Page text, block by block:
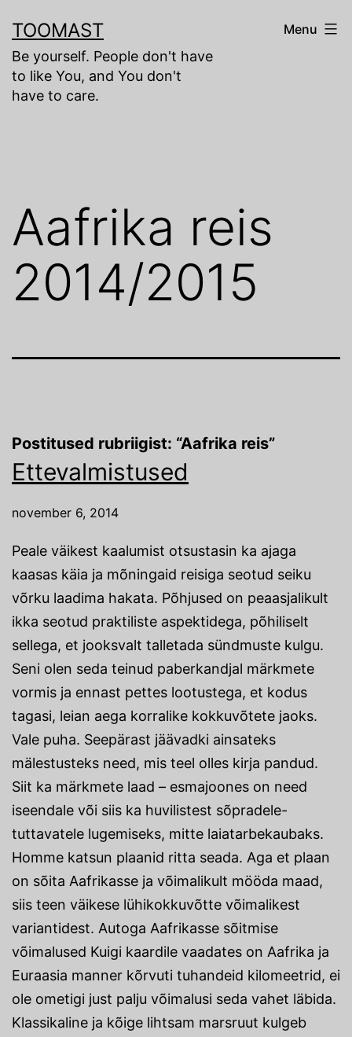
to
content
TOOMAST
Be yourself. People don't have
to like You, and You don't
have to care.
Menu
Aafrika reis
2014/2015
Postitused rubriigist: “Aafrika reis”
Ettevalmistused
november 6, 2014
Peale väikest kaalumist otsustasin ka ajaga
kaasas käia ja mõningaid reisiga seotud seiku
võrku laadima hakata. Põhjused on peaasjalikult
ikka seotud praktiliste aspektidega, põhiliselt
sellega, et jooksvalt talletada sündmuste kulgu.
Seni olen seda teinud paberkandjal märkmete
vormis ja ennast pettes lootustega, et kodus
tagasi, leian aega korralike kokkuvõtete jaoks.
Vale puha. Seepärast jäävadki ainsateks
mälestusteks need, mis teel olles kirja pandud.
Siit ka märkmete laad – esmajoones on need
iseendale või siis ka huvilistest sõpradele-
tuttavatele lugemiseks, mitte laiatarbekaubaks.
Homme katsun plaanid ritta seada. Aga et plaan
on sõita Aafrikasse ja võimalikult mööda maad,
siis teen väikese lühikokkuvõtte võimalikest
variantidest. Autoga Aafrikasse sõitmise
võimalused Kuigi kaardile vaadates on Aafrika ja
Euraasia manner kõrvuti tuhandeid kilomeetrid, ei
ole ometigi just palju võimalusi seda vahet läbida.
Klassikaline ja kõige lihtsam marsruut kulgeb